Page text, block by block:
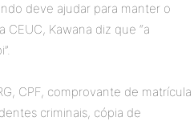
deve ajudar para manter o
CEUC, Kawana diz que “a
CPF, comprovante de matrícula
criminais, cópia de